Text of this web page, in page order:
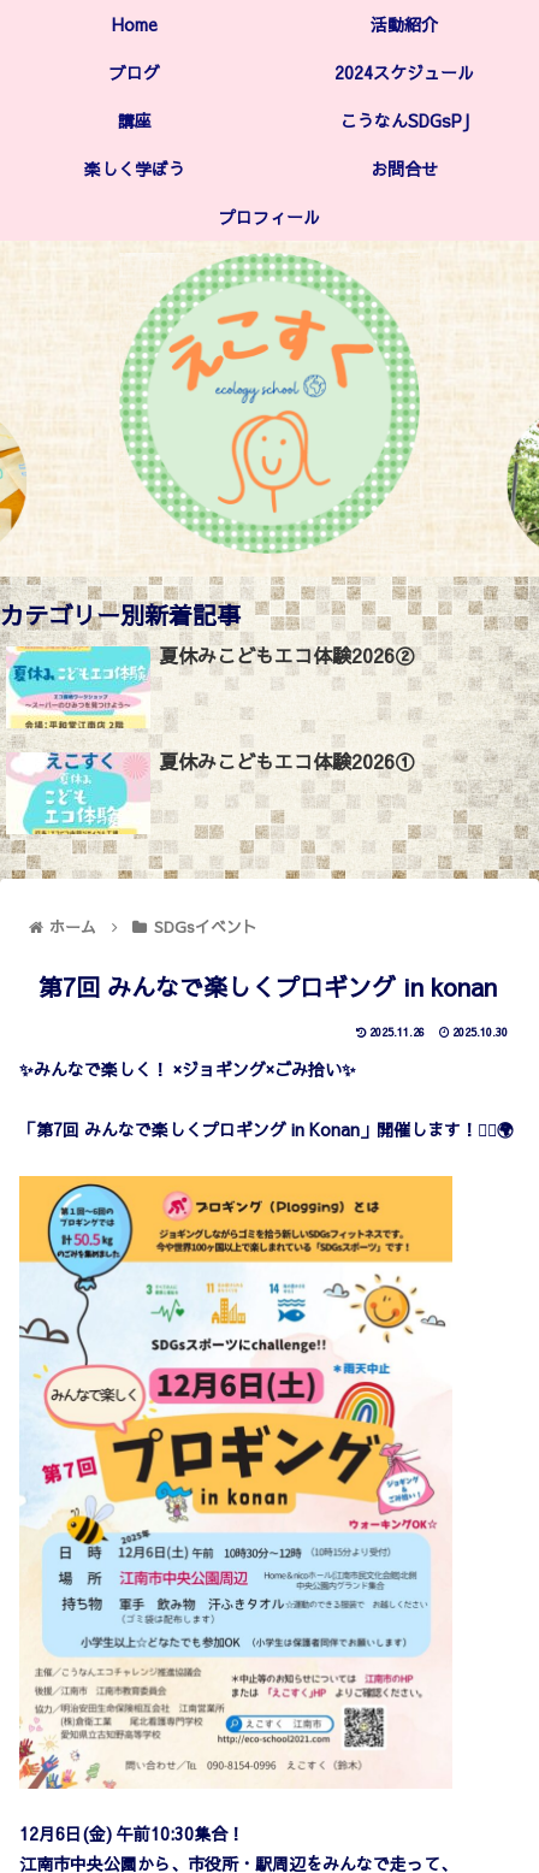
Home
活動紹介
ブログ
2024スケジュール
講座
こうなんSDGsPJ
楽しく学ぼう
お問合せ
プロフィール
カテゴリー別新着記事
夏休みこどもエコ体験2026②
夏休みこどもエコ体験2026①
ホーム SDGsイベント
第7回 みんなで楽しくプロギング in konan
2025.11.26 2025.10.30
✨みんなで楽しく！ ×ジョギング×ごみ拾い✨
「第7回 みんなで楽しくプロギング in Konan」開催します！🏃‍♀️🌍
12月6日(金) 午前10:30集合！
江南市中央公園から、市役所・駅周辺をみんなで走って、